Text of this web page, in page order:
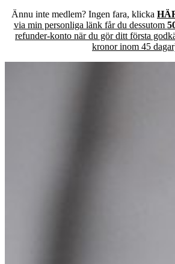
Ännu inte medlem? Ingen fara, klicka
via min personliga länk får du dessutom
refunder-konto när du gör ditt första
kronor inom 45